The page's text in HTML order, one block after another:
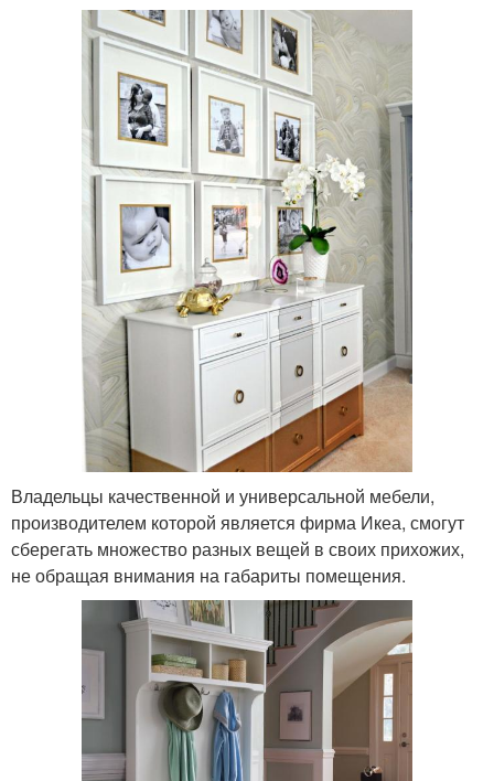
Владельцы качественной и универсальной мебели,
производителем которой является фирма Икеа, смогут
сберегать множество разных вещей в своих прихожих,
не обращая внимания на габариты помещения.